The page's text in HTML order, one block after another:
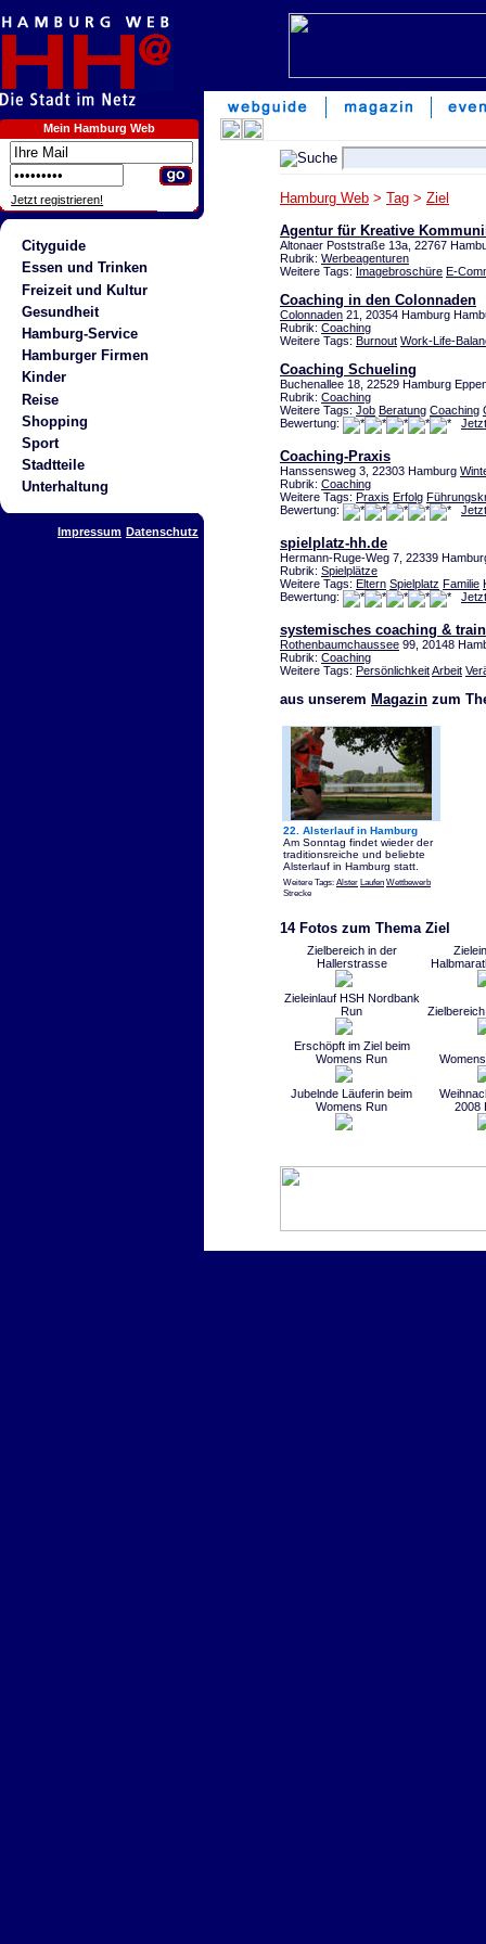
Mein Hamburg Web
Jetzt registrieren!
Cityguide
Essen und Trinken
Freizeit und Kultur
Gesundheit
Hamburg-Service
Hamburger Firmen
Kinder
Reise
Shopping
Sport
Stadtteile
Unterhaltung
Impressum Datenschutz
Hamburg Web > Tag > Ziel
Agentur für Kreative
Altonaer Poststraße 13a, 22767
Rubrik: Werbeagenturen
Weitere Tags: Imagebroschüre E-
Coaching in den Colonnaden
Colonnaden 21, 20354 Hamburg
Rubrik: Coaching
Weitere Tags: Burnout Work-Life-
Coaching Schueling
Buchenallee 18, 22529 Hamburg
Rubrik: Coaching
Weitere Tags: Job Beratung Coaching
Bewertung:
Coaching-Praxis
Hanssensweg 3, 22303 Hamburg
Rubrik: Coaching
Weitere Tags: Praxis Erfolg
Bewertung:
spielplatz-hh.de
Hermann-Ruge-Weg 7, 22339
Rubrik: Spielplätze
Weitere Tags: Eltern Spielplatz Familie
Bewertung:
systemisches coaching &
Rothenbaumchaussee 99, 20148
Rubrik: Coaching
Weitere Tags: PersönlichkeitArbeit
aus unserem Magazin zum
22. Alsterlauf in Hamburg
Am Sonntag findet wieder der
traditionsreiche und beliebte
Alsterlauf in Hamburg statt.
Weitere Tags: Alster Laufen Wettbewerb
Strecke
14 Fotos zum Thema Ziel
Zielbereich in der
Hallerstrasse
Zieleinlauf HSH Nordbank
Run
Erschöpft im Ziel beim
Womens Run
Jubelnde Läuferin beim
Womens Run
2008